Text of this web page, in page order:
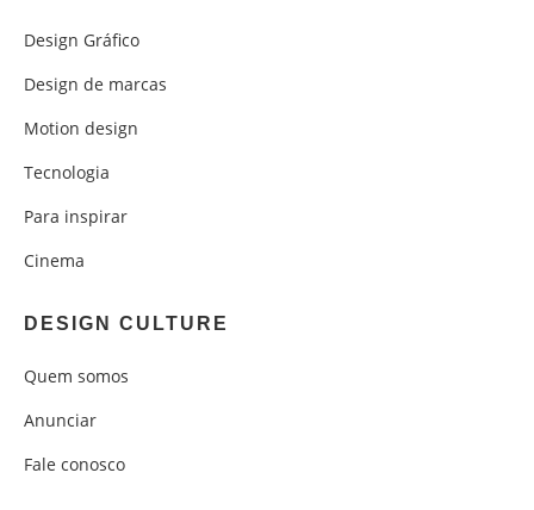
Design Gráfico
Design de marcas
Motion design
Tecnologia
Para inspirar
Cinema
DESIGN CULTURE
Quem somos
Anunciar
Fale conosco